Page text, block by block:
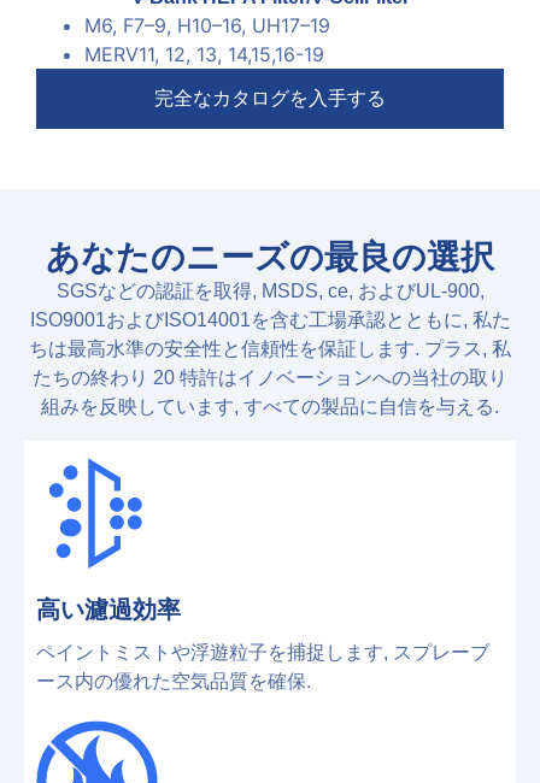
M6, F7–9, H10–16, UH17–19
MERV11, 12, 13, 14,15,16-19
完全なカタログを入手する
あなたのニーズの最良の選択
SGSなどの認証を取得, MSDS, ce, およびUL-900,
ISO9001およびISO14001を含む工場承認とともに, 私た
ちは最高水準の安全性と信頼性を保証します. プラス, 私
たちの終わり 20 特許はイノベーションへの当社の取り
組みを反映しています, すべての製品に自信を与える.
高い濾過効率
ペイントミストや浮遊粒子を捕捉します, スプレーブ
ース内の優れた空気品質を確保.